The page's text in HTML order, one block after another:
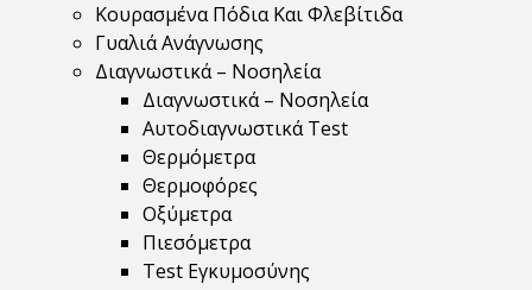
Κουρασμένα Πόδια Και Φλεβίτιδα
Γυαλιά Ανάγνωσης
Διαγνωστικά – Νοσηλεία
Διαγνωστικά – Νοσηλεία
Αυτοδιαγνωστικά Test
Θερμόμετρα
Θερμοφόρες
Οξύμετρα
Πιεσόμετρα
Test Εγκυμοσύνης